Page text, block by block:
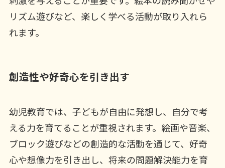
リズム遊びなど、楽しく学べる活動が取り入れら
れます。
創造性や好奇心を引き出す
幼児教育では、子どもが自由に発想し、自分で考
える力を育てることが重視されます。絵画や音楽、
ブロック遊びなどの創造的な活動を通じて、好奇
心や想像力を引き出し、将来の問題解決能力を育